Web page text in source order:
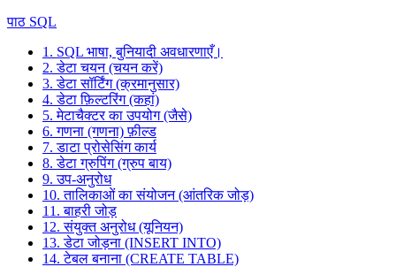
पाठ SQL
1. SQL भाषा, बुनियादी अवधारणाएँ।
2. डेटा चयन (चयन करें)
3. डेटा सॉर्टिंग (क्रमानुसार)
4. डेटा फ़िल्टरिंग (कहां)
5. मेटाचैक्टर का उपयोग (जैसे)
6. गणना (गणना) फ़ील्ड
7. डाटा प्रोसेसिंग कार्य
8. डेटा ग्रुपिंग (ग्रुप बाय)
9. उप-अनुरोध
10. तालिकाओं का संयोजन (आंतरिक जोड़)
11. बाहरी जोड़
12. संयुक्त अनुरोध (यूनियन)
13. डेटा जोड़ना (INSERT INTO)
14. टेबल बनाना (CREATE TABLE)